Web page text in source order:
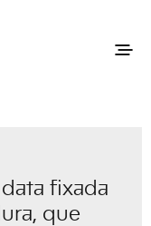
data fixada
que